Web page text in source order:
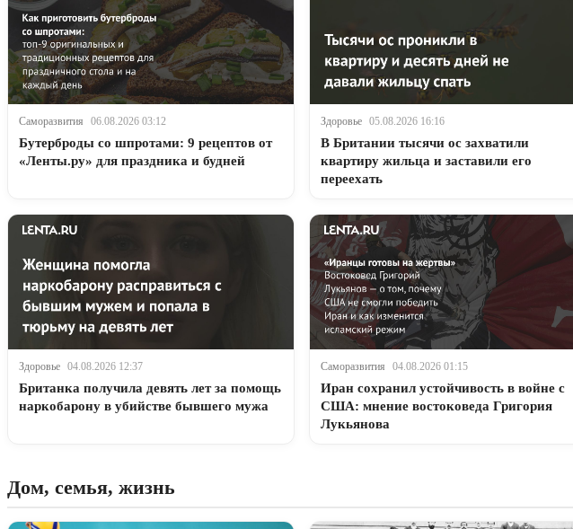
Саморазвития 06.08.2026 03:12
Бутерброды со шпротами: 9 рецептов от
«Ленты.ру» для праздника и будней
Здоровье 05.08.2026 16:16
В Британии тысячи ос захватили
квартиру жильца и заставили его
переехать
Здоровье 04.08.2026 12:37
Британка получила девять лет за помощь
наркобарону в убийстве бывшего мужа
Саморазвития 04.08.2026 01:15
Иран сохранил устойчивость в войне с
США: мнение востоковеда Григория
Лукьянова
Дом, семья, жизнь